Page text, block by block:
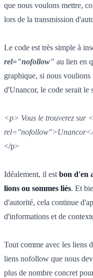
que nous voulons mettre,
lors de la transmission
Le code est très simple à
rel="nofollow" au lien en
graphique, si nous
d'Unancor, le code serait le
<p> Vous le trouverez sur
rel="nofollow">Unancor</
</p>
Idéalement, il est bon d'en
lions ou sommes liés. Et
d'autorité, cela continue
d'informations et de
Tout comme avec les liens
liens nofollow que nous
plus de nombre concret